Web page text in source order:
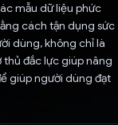
mẫu dữ liệu phức
cách tận dụng sức
dùng, không chỉ là
đắc lực giúp nâng
giúp người dùng đạt